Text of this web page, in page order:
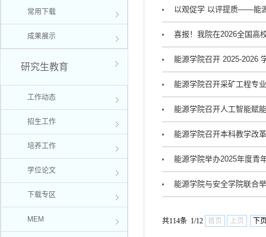
常用下载
成果展示
研究生教育
工作动态
招生工作
培养工作
学位论文
下载专区
MEM
以观促学 以评提质——能
喜报！我院在2026全国高
能源学院召开 2025-2026
能源学院召开采矿工程专
能源学院召开人工智能赋
能源学院召开本科教学改
能源学院举办2025年度青
能源学院与安全学院联合
共114条 1/12 首页 上页 下